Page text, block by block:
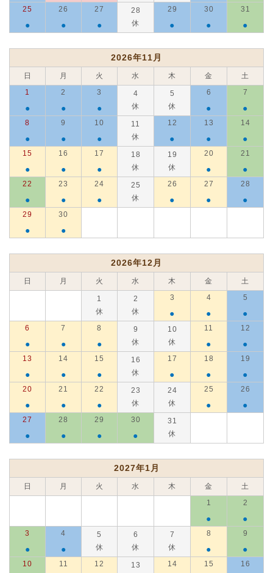
25
●
26
●
27
●
28
休
29
●
30
●
31
●
2026年11月
日 月 火 水 木 金
土
1
●
2
●
3
●
4
休
5
休
6
●
7
●
8
●
9
●
10
●
11
休
12
●
13
●
14
●
15
●
16
●
17
●
18
休
19
休
20
●
21
●
22
●
23
●
24
●
25
休
26
●
27
●
28
●
29
●
30
●
2026年12月
日 月 火 水 木 金 土
1
休
2
休
3
●
4
●
5
●
6
●
7
●
8
●
9
休
10
休
11
●
12
●
13
●
14
●
15
●
16
休
17
●
18
●
19
●
20
●
21
●
22
●
23
休
24
休
25
●
26
●
27
●
28
●
29
●
30
●
31
休
2027年1月
日 月 火 水 木 金
土
1
●
2
●
3
●
4
●
5
休
6
休
7
休
8
●
9
●
10 11 12
13
14 15 16